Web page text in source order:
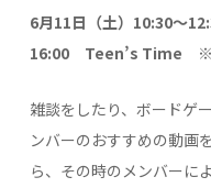
6月11日（土）10:30～
16:00 Teen’s Time
雑談をしたり、ボードゲ
ンバーのおすすめの動画
ら、その時のメンバーに